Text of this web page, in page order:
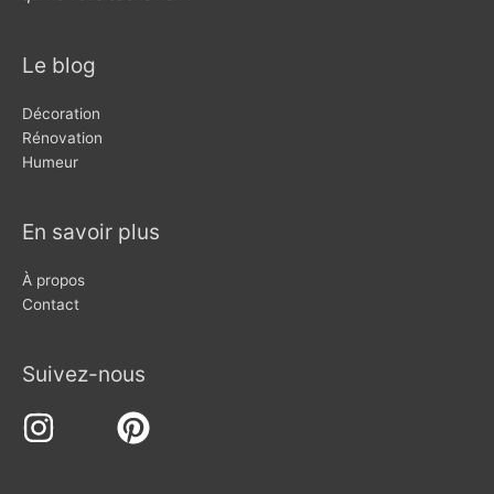
Le blog
Décoration
Rénovation
Humeur
En savoir plus
À propos
Contact
Suivez-nous